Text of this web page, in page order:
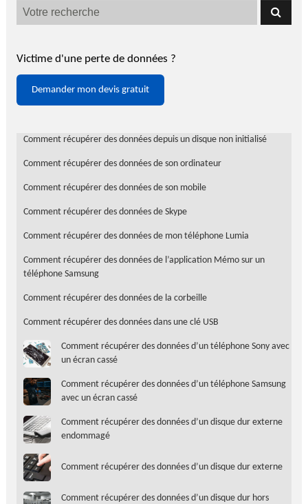
Victime d'une perte de données ?
Demander mon devis gratuit
Comment récupérer des données depuis un disque non initialisé
Comment récupérer des données de son ordinateur
Comment récupérer des données de son mobile
Comment récupérer des données de Skype
Comment récupérer des données de mon téléphone Lumia
Comment récupérer des données de l’application Mémo sur un
téléphone Samsung
Comment récupérer des données de la corbeille
Comment récupérer des données dans une clé USB
Comment récupérer des données d’un téléphone Sony avec
un écran cassé
Comment récupérer des données d’un téléphone Samsung
avec un écran cassé
Comment récupérer des données d’un disque dur externe
endommagé
Comment récupérer des données d’un disque dur externe
Comment récupérer des données d’un disque dur hors